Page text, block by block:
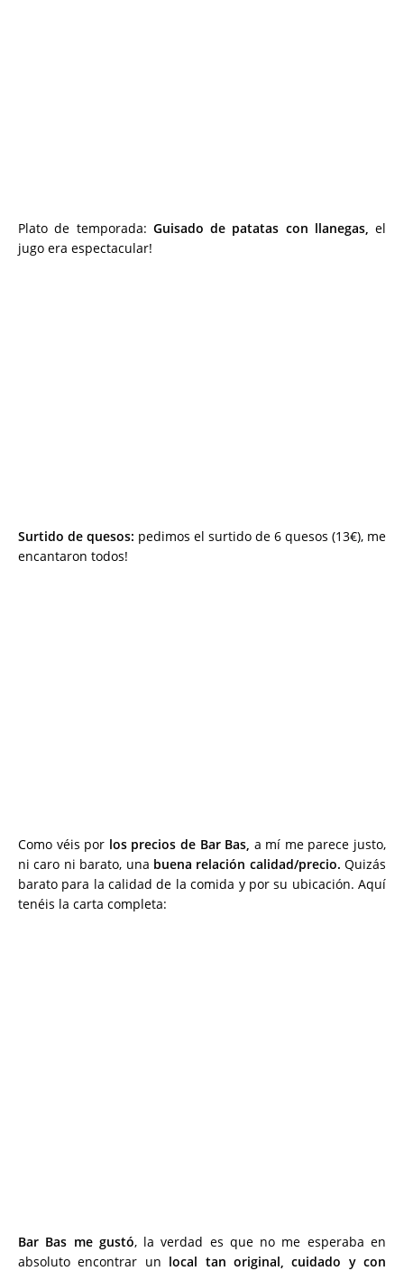
Plato de temporada: Guisado de patatas con llanegas, el
jugo era espectacular!
Surtido de quesos: pedimos el surtido de 6 quesos (13€), me
encantaron todos!
Como véis por los precios de Bar Bas, a mí me parece justo,
ni caro ni barato, una buena relación calidad/precio. Quizás
barato para la calidad de la comida y por su ubicación. Aquí
tenéis la carta completa:
Bar Bas me gustó, la verdad es que no me esperaba en
absoluto encontrar un local tan original, cuidado y con